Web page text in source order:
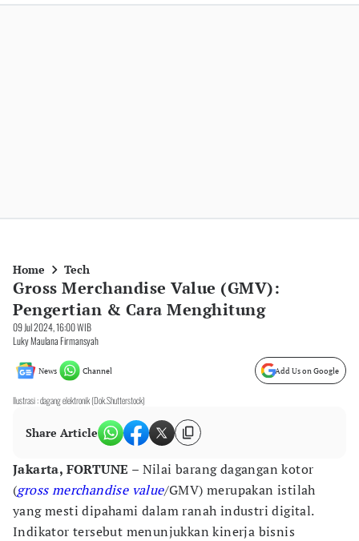
Home Tech
Gross Merchandise Value (GMV):
Pengertian & Cara Menghitung
09 Jul 2024, 16:00 WIB
Luky Maulana Firmansyah
News Channel Add Us on Google
Ilustrasi : dagang elektronik (Dok.Shutterstock)
Share Article
Jakarta, FORTUNE – Nilai barang dagangan kotor
(gross merchandise value/GMV) merupakan istilah
yang mesti dipahami dalam ranah industri digital.
Indikator tersebut menunjukkan kinerja bisnis